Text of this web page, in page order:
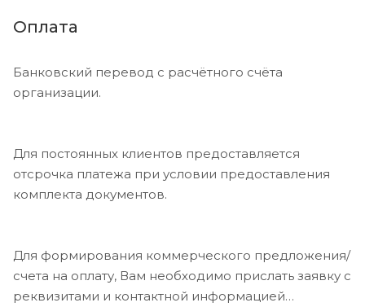
Оплата
Банковский перевод с расчётного счёта
организации.
Для постоянных клиентов предоставляется
отсрочка платежа при условии предоставления
комплекта документов.
Для формирования коммерческого предложения/
счета на оплату, Вам необходимо прислать заявку с
реквизитами и контактной информацией